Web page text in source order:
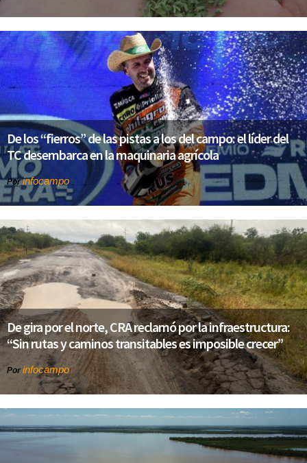
De los “fierros” de las pistas a los del campo: el líder del
TC desembarca en la maquinaria agrícola
Porinfocampo
De gira por el norte, CRA reclamó por la infraestructura:
“Sin rutas y caminos transitables es imposible crecer”
Por infocampo